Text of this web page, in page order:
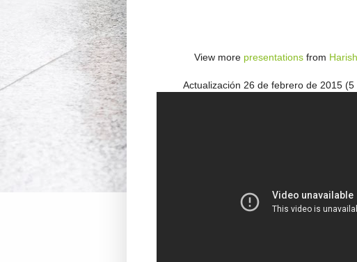
View more presentationsfrom
Actualización 26 de febrero de 2015 (5